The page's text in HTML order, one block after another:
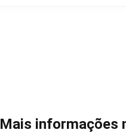
Mais informações